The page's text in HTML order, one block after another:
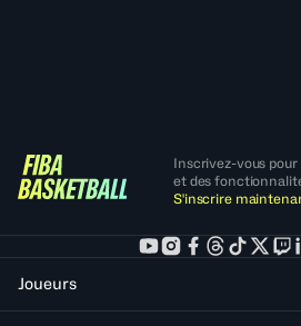
Inscrivez-vous
et des
S'inscrire
Joueurs